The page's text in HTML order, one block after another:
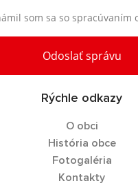
som sa so spracúvaním
Odoslať správu
Rýchle odkazy
O obci
História obce
Fotogaléria
Kontakty